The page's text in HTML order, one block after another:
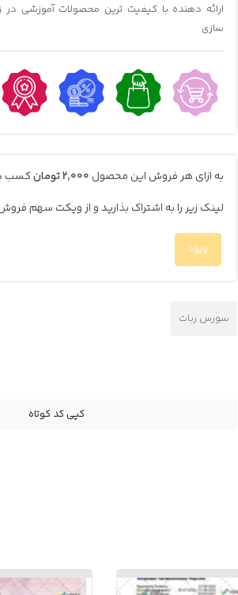
ارائه دهنده با کیفیت ترین محصولات آموزشی
سازی
به ازای هر فروش این محصول2,000 تومان
کسب
لینک زیر را به اشتراک بذارید و از ویکت سهم
ورود
سورس ربات
کپی کد کوتاه